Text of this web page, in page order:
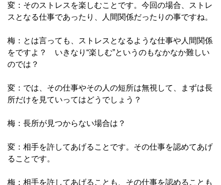
変：そのストレスを楽しむことです。今回の場合、ストレ
スとなる仕事であったり、人間関係だったりの事ですね。
梅：とは言っても、ストレスとなるような仕事や人間関係
をですよ？ いきなり“楽しむ”というのもなかなか難しい
のでは？
変：では、その仕事やその人の短所は無視して、まずは長
所だけを見ていってはどうでしょう？
梅：長所が見つからない場合は？
変：相手を許してあげることです。その仕事を認めてあげ
ることです。
梅：相手を許してあげることも、その仕事を認めることも